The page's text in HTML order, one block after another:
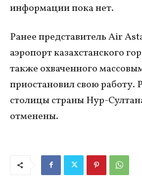
информации пока нет.
Ранее представитель Air
аэропорт казахстанского
также охваченного
приостановил свою работу.
столицы страны Нур-
отменены.